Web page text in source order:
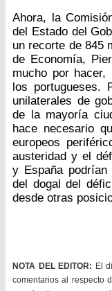
Ahora, la
del Estado del
un recorte de 845
de Economía,
mucho por hacer,
los portugueses.
unilaterales de
de la mayoría
hace necesario
europeos
austeridad y el
y España podrían
del dogal del
desde otras
NOTA DEL EDITOR: El
comentarios al respecto